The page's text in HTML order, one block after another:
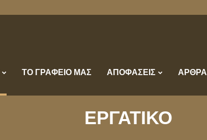
ΤΟ ΓΡΑΦΕΙΟ ΜΑΣ ΑΠΟΦΑΣΕΙΣ ΑΡΘΡΑ
ΕΡΓΑΤΙΚΟ